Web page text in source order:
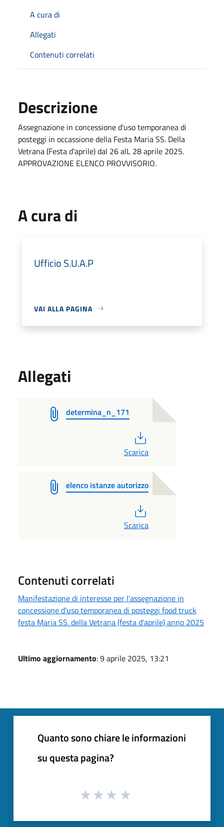
A cura di
Allegati
Contenuti correlati
Descrizione
Assegnazione in concessione d'uso temporanea di
posteggi in occassione della Festa Maria SS. Della
Vetrana (Festa d'aprile) dal 26 alL 28 aprile 2025.
APPROVAZIONE ELENCO PROVVISORIO.
A cura di
Ufficio S.U.A.P
VAI ALLA PAGINA
Allegati
determina_n_171
Scarica
elenco istanze autorizzo
Scarica
Contenuti correlati
Manifestazione di interesse per l'assegnazione in
concessione d'uso temporanea di posteggi food truck
festa Maria SS. della Vetrana (festa d'aprile) anno 2025
Ultimo aggiornamento: 9 aprile 2025, 13:21
Quanto sono chiare le informazioni
su questa pagina?